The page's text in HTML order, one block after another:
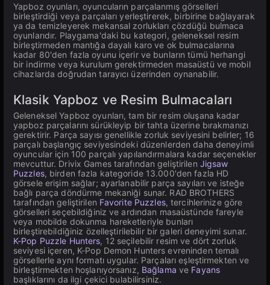
Yapboz oyunları, oyuncuların parçalanmış görselleri
birleştirdiği veya parçaları yerleştirerek, birbirine bağlayarak
ya da temizleyerek mekansal zorlukları çözdüğü bulmaca
oyunlarıdır. Playgama'daki bu kategori, geleneksel resim
birleştirmeden mantığa dayalı karo ve ok bulmacalarına
kadar 80'den fazla oyunu içerir ve bunların tümü herhangi
bir indirme veya kurulum gerektirmeden masaüstü ve mobil
cihazlarda doğrudan tarayıcı üzerinden oynanabilir.
Klasik Yapboz ve Resim Bulmacaları
Geleneksel Yapboz oyunları, tam bir resim oluşana kadar
yapboz parçalarını sürükleyip bir tahta üzerine bırakmanızı
gerektirir. Parça sayısı genellikle zorluk seviyesini belirler; 16
parçalı başlangıç seviyesindeki düzenlerden daha deneyimli
oyuncular için 100 parçalı yapılandırmalara kadar seçenekler
mevcuttur. Drivix Games tarafından geliştirilen Jigsaw
Puzzles, birden fazla kategoride 13.000'den fazla HD
görsele erişim sağlar; ayarlanabilir parça sayıları ve isteğe
bağlı parça döndürme mekaniği sunar. RAD BROTHERS
tarafından geliştirilen Favorite Puzzles, tercihlerinize göre
görselleri seçebildiğiniz ve ardından masaüstünde fareyle
veya mobilde dokunma hareketleriyle bunları
birleştirebildiğiniz özelleştirilebilir bir galeri deneyimi sunar.
K-Pop Puzzle Hunters, 12 seçilebilir resim ve dört zorluk
seviyesi içeren, K-Pop Demon Hunters evreninden temalı
görsellerle aynı formatı uygular. Parçaları eşleştirmekten ve
birleştirmekten hoşlanıyorsanız, Bağlama ve Fayans
başlıklarını da ilgi çekici bulabilirsiniz.